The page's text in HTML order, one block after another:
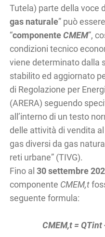
Tutela) parte della voce
gas naturale” può
“componente CMEM”,
condizioni tecnico
viene determinato dalla
stabilito ed aggiornato
di Regolazione per
(ARERA) seguendo
all’interno di un testo
delle attività di vendita
gas diversi da gas
reti urbane” (TIVG).
Fino al30 settembre
componente CMEM,t
seguente formula:
CMEM,t = QTint